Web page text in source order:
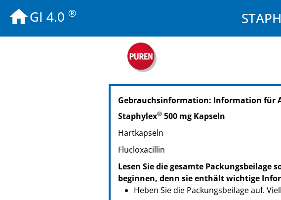
GI 4.0 ®
PZN: 08630433
PPN: 110863043323
NTIN: 04150086304335
PPN: 110863045676
NTIN: 04150086304564
PZN: 18720232
PPN: 111872023294
NTIN: 04150187202325
Gebrauchsinformation: Information für
Staphylex® 500 mg Kapseln
Hartkapseln
Flucloxacillin
Lesen Sie die gesamte
beginnen, denn sie enthält wichtige
Heben Sie die Packungsbeilage auf.